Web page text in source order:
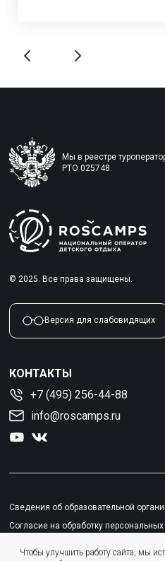
Чтобы улучшить работу сайта, мы
Мы в реестре
РТО 025748.
© 2025. Все права защищены.
Версия для слабовидящих
КОНТАКТЫ
+7 (495) 256-44-88
info@roscamps.ru
Сведения об образовательной
Согласие на обработку